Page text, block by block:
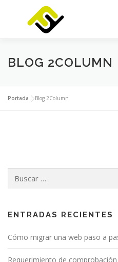
contenido
INICIO SERVICIOS
FOCUSLAB
BLOG 2COLUMN
Portada »Blog 2Column
ENTRADAS RECIENTES
Cómo migrar una web paso a
Requerimiento de